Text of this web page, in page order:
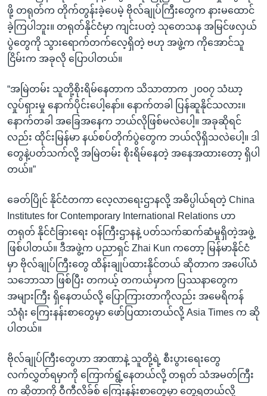
ဖို့ တရုတ်က တိုက်တွန်းခဲ့ပေမဲ့ ဗိုလ်ချုပ်ကြီးတွေက နားမထောင်
ခဲ့ကြပါဘူး။ တရုတ်နိုင်ငံမှာ ကျင်းပတဲ့ သုတေသန အမြင်ဖလှယ်
ပွဲတွေကို သွားရောက်တက်လေ့ရှိတဲ့ ဗဟု အဖွဲ့က ကိုအောင်သူ
ငြိမ်းက အခုလို ပြောပါတယ်။
“အမြဲတမ်း သူတို့စိုးရိမ်နေတာက သိသာတာက ၂၀၀၇ သံဃာ့
လှုပ်ရှားမှု နောက်ပိုင်းပေါ့နော်။ နောက်တခါ ပြန်ဆူနိုင်သလား။
နောက်တခါ အခြေအနေက ဘယ်လိုဖြစ်မလဲပေါ့။ အခုဆိုရင်
လည်း ထိုင်းမြန်မာ နယ်စပ်တိုက်ပွဲတွေက ဘယ်လိုရှိသလဲပေါ့။ ဒါ
တွေနဲ့ပတ်သက်လို့ အမြဲတမ်း စိုးရိမ်နေတဲ့ အနေအထားတော့ ရှိပါ
တယ်။”
ခေတ်ပြိုင် နိုင်ငံတကာ လေ့လာရေးဌာနလို့ အဓိပ္ပါယ်ရတဲ့ China
Institutes for Contemporary International Relations ဟာ
တရုတ် နိုင်ငံခြားရေး ဝန်ကြီးဌာနနဲ့ ပတ်သက်ဆက်ဆံမှုရှိတဲ့အဖွဲ့
ဖြစ်ပါတယ်။ ဒီအဖွဲ့က ပညာရှင် Zhai Kun ကတော့ မြန်မာနိုင်ငံ
မှာ ဗိုလ်ချုပ်ကြီးတွေ ထိန်းချုပ်ထားနိုင်တယ် ဆိုတာက အပေါ်ယံ
သဘောသာ ဖြစ်ပြီး တကယ့် တကယ်မှာက ပြဿနာတွေက
အများကြီး ရှိနေတယ်လို့ ပြောကြားတာကိုလည်း အမေရိကန်
သံရုံး ကြေးနန်းစာတွေမှာ ဖော်ပြထားတယ်လို့ Asia Times က ဆို
ပါတယ်။
ဗိုလ်ချုပ်ကြီးတွေဟာ အာဏာနဲ့ သူတို့ရဲ့ စီးပွားရေးတွေ
လက်လွှတ်ရမှာကို ကြောက်ရွံ့နေတယ်လို့ တရုတ် သံအမတ်ကြီး
က ဆိုတာကို ဝီကီလိခ်စ် ကြေးနန်းစာတွေမှာ တွေ့ရတယ်လို့